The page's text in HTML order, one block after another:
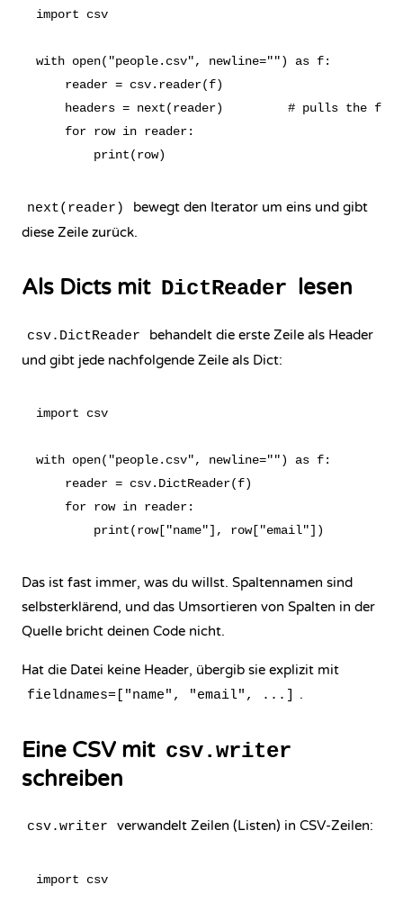
import csv
with open("people.csv", newline="") as f:
    reader = csv.reader(f)
headers = next(reader)         # pulls the
    for row in reader:
next(reader)
bewegt den Iterator um eins und gibt
diese Zeile zurück.
Als Dicts mit DictReader lesen
csv.DictReader
behandelt die erste Zeile als Header
und gibt jede nachfolgende Zeile als Dict:
import csv
with open("people.csv", newline="") as f:
    reader = csv.DictReader(f)
    for row in reader:
Das ist fast immer, was du willst. Spaltennamen sind
selbsterklärend, und das Umsortieren von Spalten in der
Quelle bricht deinen Code nicht.
Hat die Datei keine Header, übergib sie explizit mit
fieldnames=["name", "email", ...] .
Eine CSV mit csv.writer
schreiben
csv.writer verwandelt Zeilen (Listen) in CSV-Zeilen:
import csv